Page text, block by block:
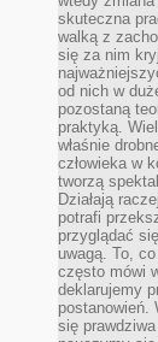
skuteczna
walką z
się za nim
od nich w
pozostaną
praktyką.
właśnie
człowieka w
tworzą
Działają
potrafi
przyglądać
uwagą. To,
często mówi
deklarujemy
postanowień.
się